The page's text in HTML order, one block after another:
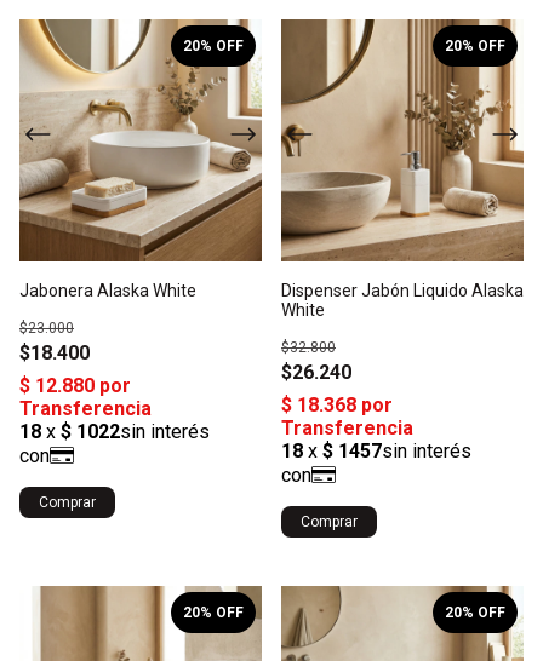
1/3
Jabonera Alaska White
$18.400
$23.000
20% OFF
Comprar
1/4
Dispenser Jabón Liquido Alaska
White
$26.240
$32.800
20% OFF
Comprar
1/3
20% OFF 1/4
20% OFF